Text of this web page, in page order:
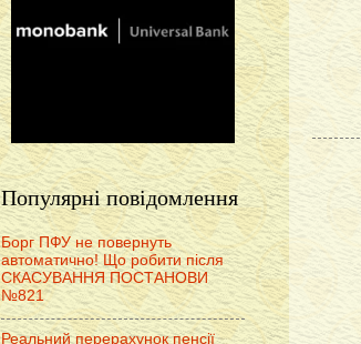
Популярні повідомлення
Борг ПФУ не повернуть
автоматично! Що робити після
СКАСУВАННЯ ПОСТАНОВИ
№821
Реальний перерахунок пенсії